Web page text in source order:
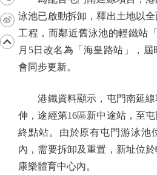
泳池已啟動拆卸，釋出土地以
工程，而鄰近舊泳池的輕鐵站
月5日改名為「海皇路站」，
會同步更新。
港鐵資料顯示，屯門南延線
伸，途經第16區新中途站，至
終點站。由於原有屯門游泳池
內，需要拆卸及重置，新址位
康樂體育中心內。